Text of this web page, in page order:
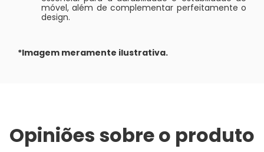
móvel, além de complementar perfeitamente o
design.
*Imagem meramente ilustrativa.
Opiniões sobre o produto